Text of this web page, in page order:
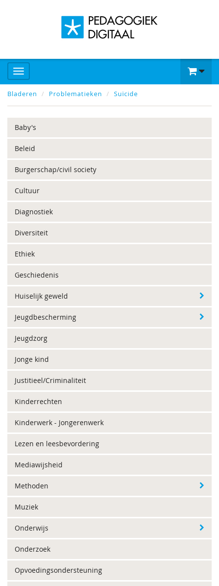
Bladeren Problematieken Suïcide
Baby's
Beleid
Burgerschap/civil society
Cultuur
Diagnostiek
Diversiteit
Ethiek
Geschiedenis
Huiselijk geweld
Jeugdbescherming
Jeugdzorg
Jonge kind
Justitieel/Criminaliteit
Kinderrechten
Kinderwerk - Jongerenwerk
Lezen en leesbevordering
Mediawijsheid
Methoden
Muziek
Onderwijs
Onderzoek
Opvoedingsondersteuning